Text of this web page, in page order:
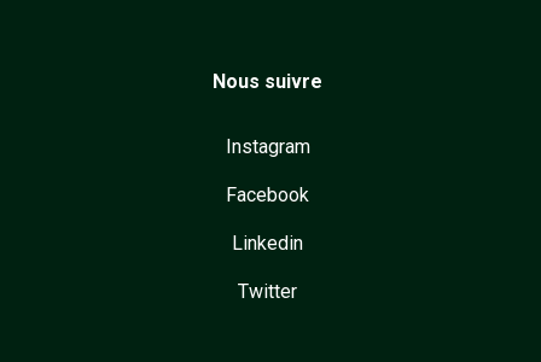
Nous suivre
Instagram
Facebook
Linkedin
Twitter